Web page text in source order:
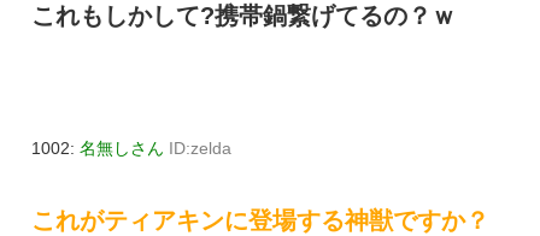
これもしかして?携帯鍋繋げてるの？ｗ
1002: 名無しさん ID:zelda
これがティアキンに登場する神獣ですか？